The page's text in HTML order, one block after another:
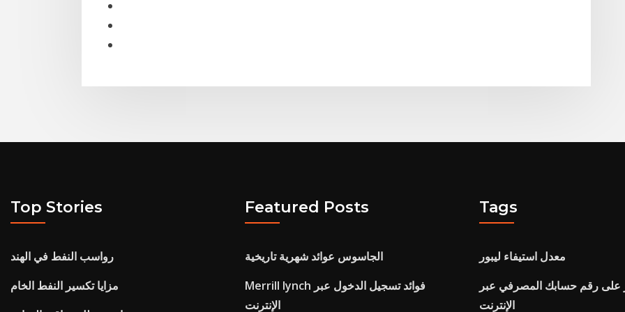
Top Stories
رواسب النفط في الهند
مزايا تكسير النفط الخام
Featured Posts
الجاسوس عوائد شهرية تاريخية
Merrill lynch فوائد تسجيل الدخول عبر
الإنترنت
Tags
معدل استيفاء ليبور
على رقم حسابك المصرفي عبر
الإنترنت